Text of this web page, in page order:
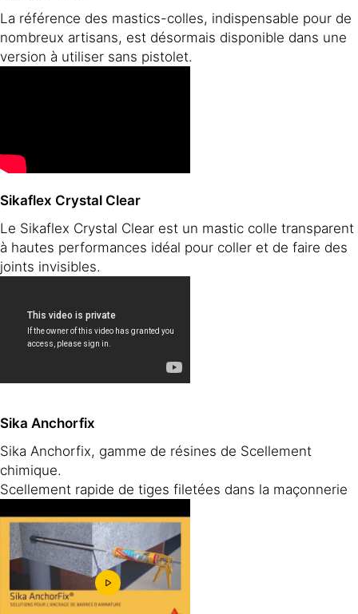
La référence des mastics-colles, indispensable pour de
nombreux artisans, est désormais disponible dans une
version à utiliser sans pistolet.
Sikaflex Crystal Clear
Le Sikaflex Crystal Clear est un mastic colle transparent
à hautes performances idéal pour coller et de faire des
joints invisibles.
Sika Anchorfix
Sika Anchorfix, gamme de résines de Scellement
chimique.
Scellement rapide de tiges filetées dans la maçonnerie